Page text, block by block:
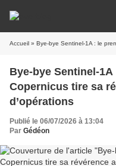
Accueil » Bye-bye Sentinel-1A : le premier
Bye-bye Sentinel-
Copernicus tire sa
d’opérations
Publié le 06/07/2026 à 13:04
Par Gédéon